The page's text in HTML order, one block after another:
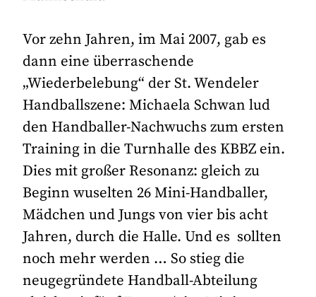
Vor zehn Jahren, im Mai 2007, gab es
dann eine überraschende
„Wiederbelebung“ der St. Wendeler
Handballszene: Michaela Schwan lud
den Handballer-Nachwuchs zum ersten
Training in die Turnhalle des KBBZ ein.
Dies mit großer Resonanz: gleich zu
Beginn wuselten 26 Mini-Handballer,
Mädchen und Jungs von vier bis acht
Jahren, durch die Halle. Und es sollten
noch mehr werden … So stieg die
neugegründete Handball-Abteilung